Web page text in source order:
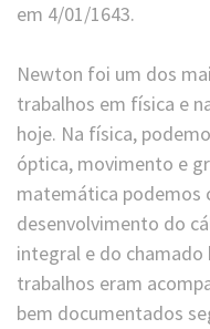
em 4/01/1643.
Newton foi um dos
trabalhos em física e
hoje. Na física,
óptica, movimento e
matemática podemos
desenvolvimento do
integral e do chamado
trabalhos eram
bem documentados